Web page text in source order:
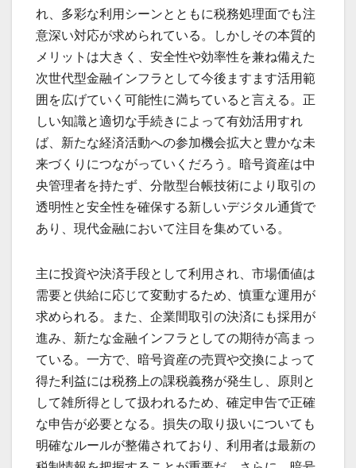
れ、多彩な利用シーンとともに税務処理面でも注
意深い対応が求められている。しかしその本質的
メリットは大きく、安全性や効率性を兼ね備えた
次世代型金融インフラとして今後ますます活用範
囲を広げていく可能性に満ちていると言える。正
しい知識と適切な手続きによって有効活用すれ
ば、新たな経済活動への参加機会拡大と豊かな未
来づくりにつながっていくだろう。暗号資産は中
央管理者を持たず、分散型台帳技術により取引の
透明性と安全性を確保する新しいデジタル通貨で
あり、現代金融において注目を集めている。
主に投資や決済手段として利用され、市場価値は
需要と供給に応じて変動するため、慎重な運用が
求められる。また、企業間取引の決済にも採用が
進み、新たな金融インフラとしての期待が高まっ
ている。一方で、暗号資産の売買や交換によって
得た利益には税務上の課税義務が発生し、原則と
して雑所得として扱われるため、確定申告で正確
な申告が必要となる。損失の取り扱いについても
明確なルールが整備されており、利用者は最新の